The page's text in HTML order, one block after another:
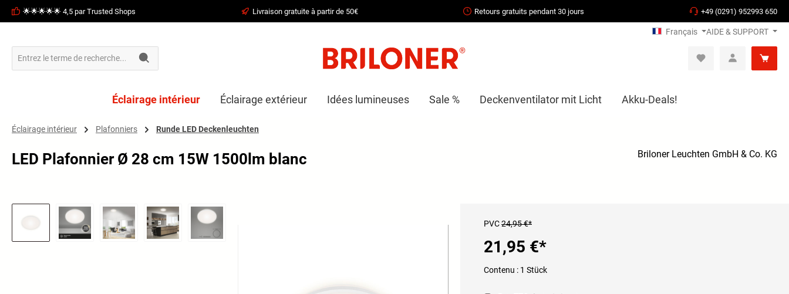
Passer à la navigation principale
🌟🌟🌟🌟🌟 4,5 par Trusted Shops Livraison gratuite à partir de 50€ Retours gratuits pendant 30 jours +49 (0291) 952993 650
Français AIDE & SUPPORT
Éclairage intérieur Éclairage extérieur Idées lumineuses Sale % Deckenventilator mit Licht Akku-Deals!
Éclairage intérieur Plafonniers Runde LED Deckenleuchten
LED Plafonnier Ø 28 cm 15W 1500lm blanc Briloner Leuchten GmbH & Co. KG
Ignorer la galerie d'images
PVC24,95 €*
21,95 €*
Contenu : 1 Stück